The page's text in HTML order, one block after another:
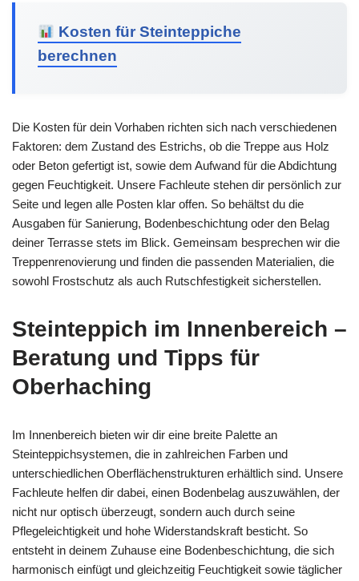
Kosten für Steinteppiche
berechnen
Die Kosten für dein Vorhaben richten sich nach verschiedenen
Faktoren: dem Zustand des Estrichs, ob die Treppe aus Holz
oder Beton gefertigt ist, sowie dem Aufwand für die Abdichtung
gegen Feuchtigkeit. Unsere Fachleute stehen dir persönlich zur
Seite und legen alle Posten klar offen. So behältst du die
Ausgaben für Sanierung, Bodenbeschichtung oder den Belag
deiner Terrasse stets im Blick. Gemeinsam besprechen wir die
Treppenrenovierung und finden die passenden Materialien, die
sowohl Frostschutz als auch Rutschfestigkeit sicherstellen.
Steinteppich im Innenbereich –
Beratung und Tipps für
Oberhaching
Im Innenbereich bieten wir dir eine breite Palette an
Steinteppichsystemen, die in zahlreichen Farben und
unterschiedlichen Oberflächenstrukturen erhältlich sind. Unsere
Fachleute helfen dir dabei, einen Bodenbelag auszuwählen, der
nicht nur optisch überzeugt, sondern auch durch seine
Pflegeleichtigkeit und hohe Widerstandskraft besticht. So
entsteht in deinem Zuhause eine Bodenbeschichtung, die sich
harmonisch einfügt und gleichzeitig Feuchtigkeit sowie täglicher